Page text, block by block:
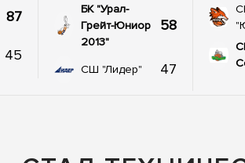
87
45
БК "Урал-
Грейт-Юниор
2013"
58
СШ "Лидер" 47